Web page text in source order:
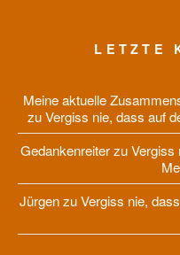
LETZTE
Meine aktuelle
zuVergiss nie, dass auf
GedankenreiterzuVergiss
JürgenzuVergiss nie,